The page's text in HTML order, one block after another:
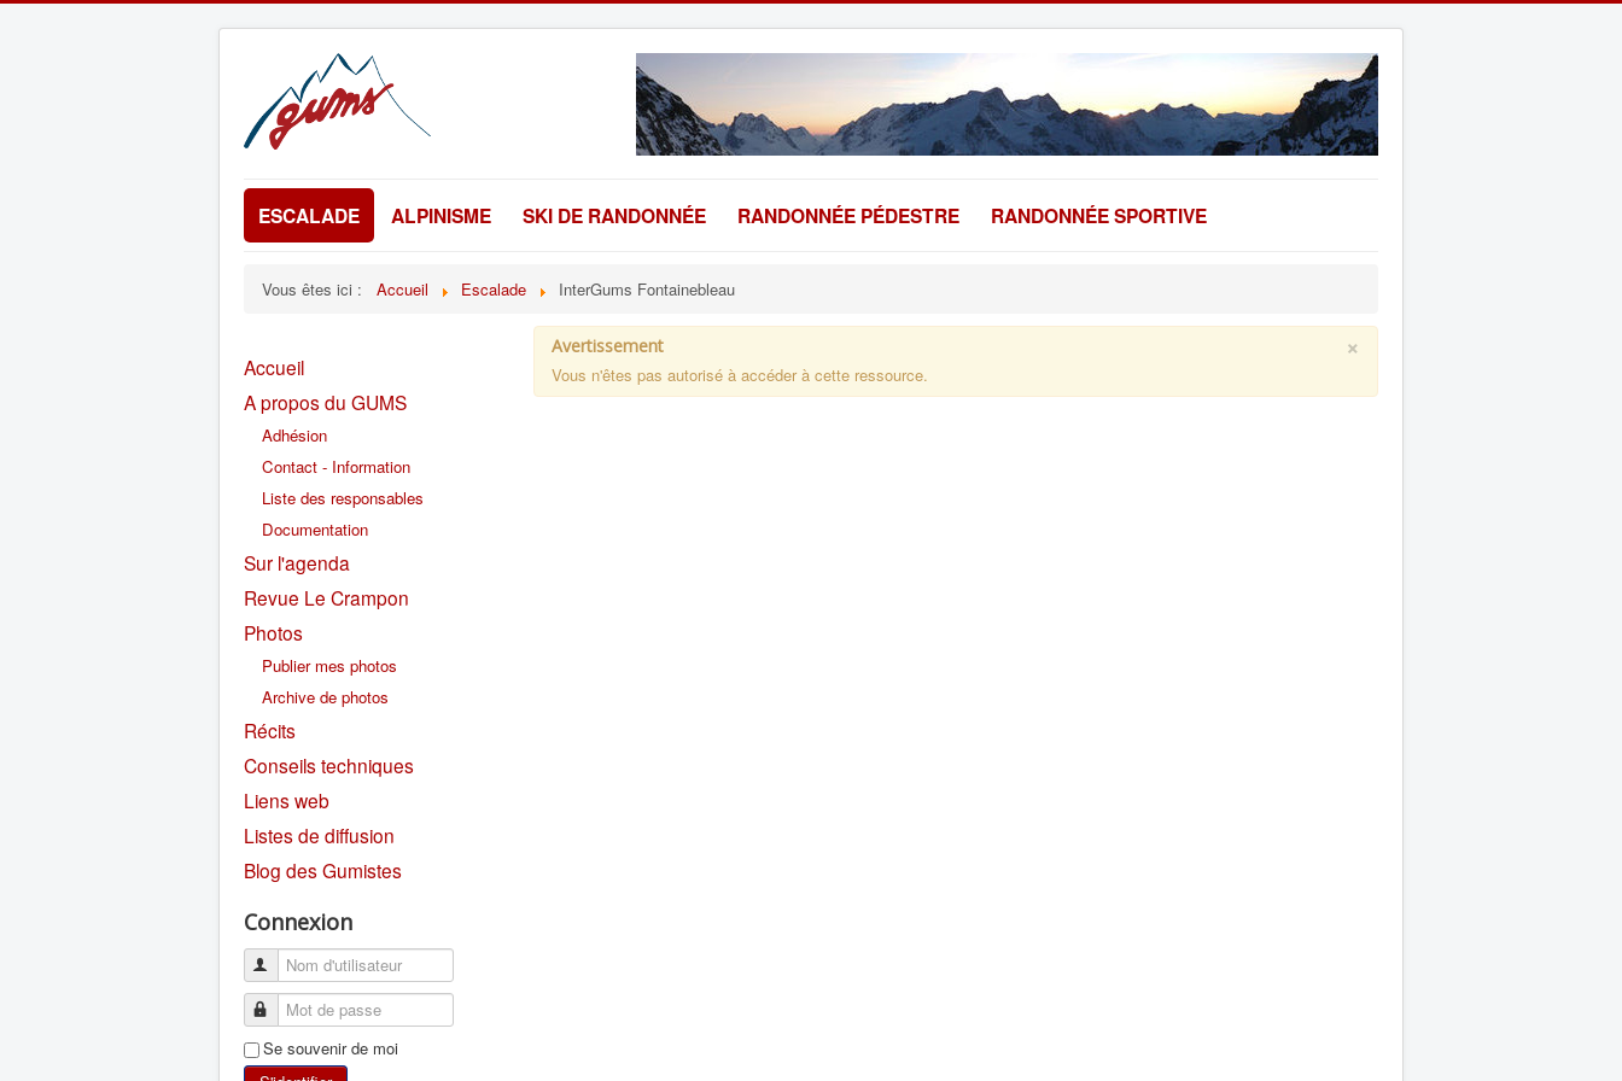
ESCALADE ALPINISME SKI DE RANDONNÉE RANDONNÉE PÉDESTRE RANDONNÉE SPORTIVE
Vous êtes ici : Accueil Escalade InterGums Fontainebleau
Accueil
A propos du GUMS
Adhésion
Contact - Information
Liste des responsables
Documentation
Sur l'agenda
Revue Le Crampon
Photos
Publier mes photos
Archive de photos
Récits
Conseils techniques
Liens web
Listes de diffusion
Blog des Gumistes
Connexion
Se souvenir de moi
×
Avertissement
Vous n'êtes pas autorisé à accéder à cette ressource.